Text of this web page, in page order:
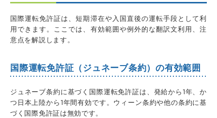
国際運転免許証は、短期滞在や入国直後の運転手段として利
用できます。ここでは、有効範囲や例外的な翻訳文利用、注
意点を解説します。
国際運転免許証（ジュネーブ条約）の有効範囲
ジュネーブ条約に基づく国際運転免許証は、発給から1年、か
つ日本上陸から1年間有効です。ウィーン条約や他の条約に基
づく国際免許証は無効です。